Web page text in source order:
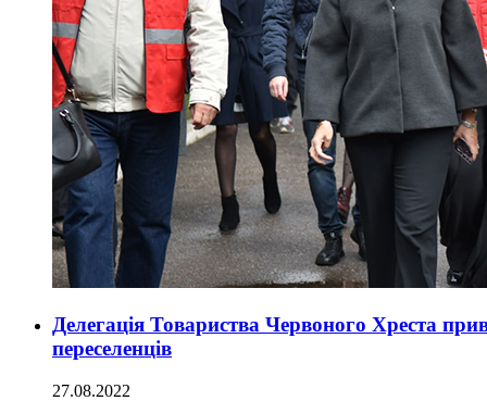
Делегація Товариства Червоного Хреста
переселенців
27.08.2022